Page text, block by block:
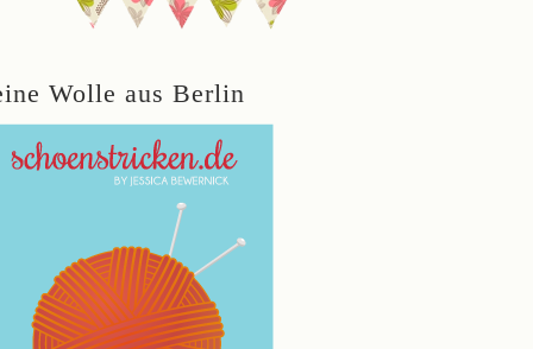
Wolle aus Berlin